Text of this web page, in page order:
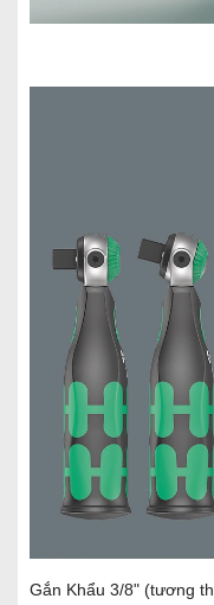
Gắn Khẩu 3/8" (tương